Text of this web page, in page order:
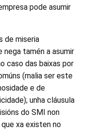
pode asumir
de miseria
nega tamén a asumir
caso das baixas por
(malia ser este
e de
unha cláusula
do SMI non
xa existen no